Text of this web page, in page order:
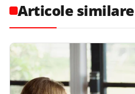
Articole similare